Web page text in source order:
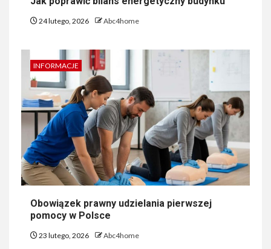
24 lutego, 2026 Abc4home
INFORMACJE
Obowiązek prawny udzielania pierwszej
pomocy w Polsce
23 lutego, 2026 Abc4home